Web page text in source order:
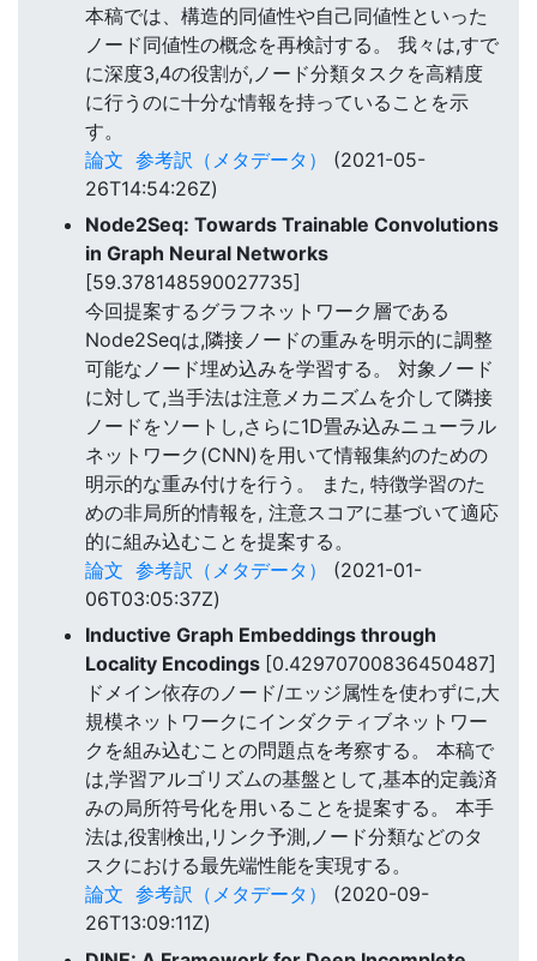
本稿では、構造的同値性や自己同値性といった
ノード同値性の概念を再検討する。 我々は,すで
に深度3,4の役割が,ノード分類タスクを高精度
に行うのに十分な情報を持っていることを示
す。
論文 参考訳（メタデータ）
(2021-05-
26T14:54:26Z)
Node2Seq: Towards Trainable Convolutions
in Graph Neural Networks
[59.378148590027735]
今回提案するグラフネットワーク層である
Node2Seqは,隣接ノードの重みを明示的に調整
可能なノード埋め込みを学習する。 対象ノード
に対して,当手法は注意メカニズムを介して隣接
ノードをソートし,さらに1D畳み込みニューラル
ネットワーク(CNN)を用いて情報集約のための
明示的な重み付けを行う。 また, 特徴学習のた
めの非局所的情報を, 注意スコアに基づいて適応
的に組み込むことを提案する。
論文 参考訳（メタデータ）
(2021-01-
06T03:05:37Z)
Inductive Graph Embeddings through
Locality Encodings [0.42970700836450487]
ドメイン依存のノード/エッジ属性を使わずに,大
規模ネットワークにインダクティブネットワー
クを組み込むことの問題点を考察する。 本稿で
は,学習アルゴリズムの基盤として,基本的定義済
みの局所符号化を用いることを提案する。 本手
法は,役割検出,リンク予測,ノード分類などのタ
スクにおける最先端性能を実現する。
論文 参考訳（メタデータ）
(2020-09-
26T13:09:11Z)